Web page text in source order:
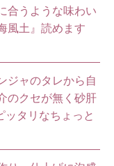
合うような味わい
風土』読めます
ジャのタレから自
のクセが無く砂肝
タリなちょっと